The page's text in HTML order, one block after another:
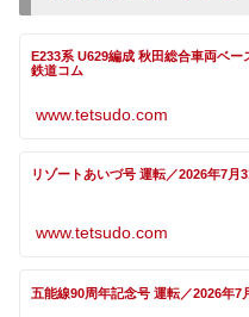
E233系 U629編成 秋田総合車両ベ
鉄道コム
www.tetsudo.com
リゾートあいづ号 運転／2026年7月
www.tetsudo.com
五能線90周年記念号 運転／2026年7